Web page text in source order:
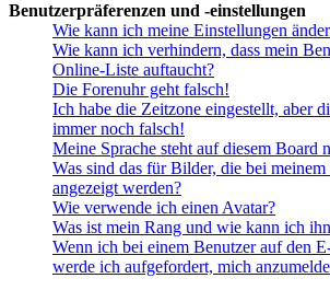
Benutzerpräferenzen und -einstellungen
Wie kann ich meine Einstellungen
Wie kann ich verhindern, dass mein
Online-Liste auftaucht?
Die Forenuhr geht falsch!
Ich habe die Zeitzone eingestellt, aber
immer noch falsch!
Meine Sprache steht auf diesem Board
Was sind das für Bilder, die bei meinem
angezeigt werden?
Wie verwende ich einen Avatar?
Was ist mein Rang und wie kann ich
Wenn ich bei einem Benutzer auf den
werde ich aufgefordert, mich